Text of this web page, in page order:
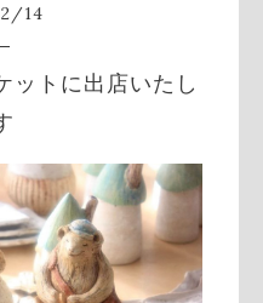
/14
ットに出店いたし